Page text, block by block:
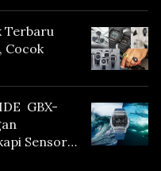
Terbaru
Cocok
GBX-
Sensor